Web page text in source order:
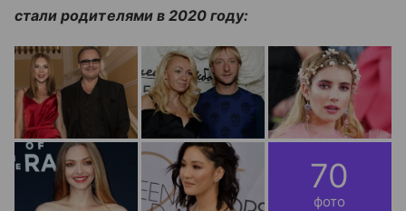
стали родителями в 2020 году:
70
фото